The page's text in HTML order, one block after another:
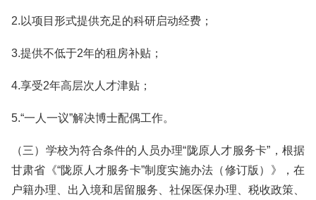
2.以项目形式提供充足的科研启动经费；
3.提供不低于2年的租房补贴；
4.享受2年高层次人才津贴；
5.“一人一议”解决博士配偶工作。
（三）学校为符合条件的人员办理“陇原人才服务卡”，根据
甘肃省《“陇原人才服务卡”制度实施办法（修订版）》，在
户籍办理、出入境和居留服务、社保医保办理、税收政策、